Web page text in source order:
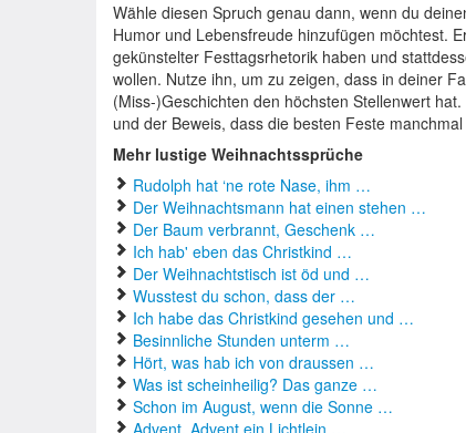
Wähle diesen Spruch genau dann, wenn du
Humor und Lebensfreude hinzufügen möchtest.
gekünstelter Festtagsrhetorik haben und
wollen. Nutze ihn, um zu zeigen, dass in deiner
(Miss-)Geschichten den höchsten Stellenwert
und der Beweis, dass die besten Feste
Mehr lustige Weihnachtssprüche
Rudolph hat ‘ne rote Nase, ihm …
Der Weihnachtsmann hat einen stehen …
Der Baum verbrannt, Geschenk …
Ich hab' eben das Christkind …
Der Weihnachtstisch ist öd und …
Wusstest du schon, dass der …
Ich habe das Christkind gesehen und …
Besinnliche Stunden unterm …
Hört, was hab ich von draussen …
Was ist scheinheilig? Das ganze …
Schon im August, wenn die Sonne …
Advent, Advent ein Lichtlein …